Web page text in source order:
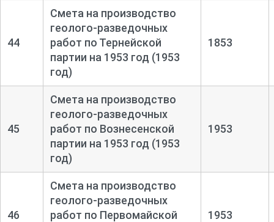
44
Смета на производство
геолого-разведочных
работ по Тернейской
партии на 1953 год (1953
год)
1853
45
Смета на производство
геолого-разведочных
работ по Вознесенской
партии на 1953 год (1953
год)
1953
46
Смета на производство
геолого-разведочных
работ по Первомайской
1953